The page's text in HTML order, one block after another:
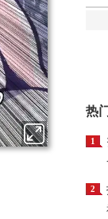
热
1
2